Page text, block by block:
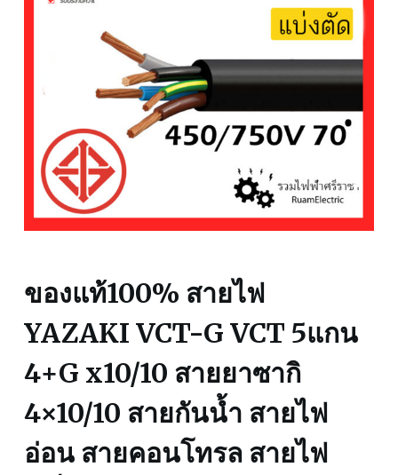
ของแท้100% สายไฟ
YAZAKI VCT-G VCT 5แกน
4+G x10/10 สายยาซากิ
4×10/10 สายกันน้ำ สายไฟ
อ่อน สายคอนโทรล สายไฟ